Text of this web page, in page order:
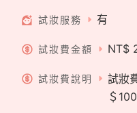
試妝服務 有
試妝費金額 NT$
試妝費說明
試妝
＄